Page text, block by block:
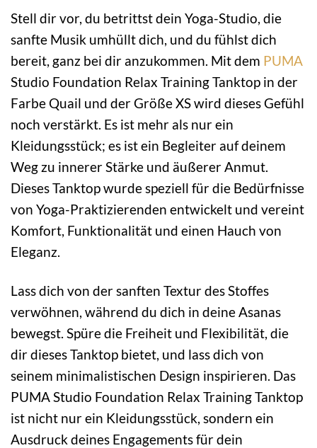
Stell dir vor, du betrittst dein Yoga-Studio, die
sanfte Musik umhüllt dich, und du fühlst dich
bereit, ganz bei dir anzukommen. Mit dem PUMA
Studio Foundation Relax Training Tanktop in der
Farbe Quail und der Größe XS wird dieses Gefühl
noch verstärkt. Es ist mehr als nur ein
Kleidungsstück; es ist ein Begleiter auf deinem
Weg zu innerer Stärke und äußerer Anmut.
Dieses Tanktop wurde speziell für die Bedürfnisse
von Yoga-Praktizierenden entwickelt und vereint
Komfort, Funktionalität und einen Hauch von
Eleganz.
Lass dich von der sanften Textur des Stoffes
verwöhnen, während du dich in deine Asanas
bewegst. Spüre die Freiheit und Flexibilität, die
dir dieses Tanktop bietet, und lass dich von
seinem minimalistischen Design inspirieren. Das
PUMA Studio Foundation Relax Training Tanktop
ist nicht nur ein Kleidungsstück, sondern ein
Ausdruck deines Engagements für dein